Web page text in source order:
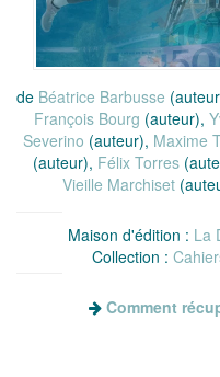
de Béatrice Barbusse
François Bourg (auteur),
Severino (auteur), Maxime
(auteur), Félix Torres
Vieille Marchiset
Maison d'édition : La
Collection :
Comment